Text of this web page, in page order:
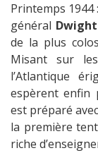
Printemps 1944
général
de la plus
Misant sur
l’Atlantique
espèrent enfin
est préparé
la première
riche